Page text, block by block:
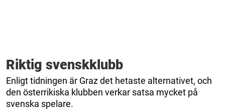
Riktig svenskklubb
Enligt tidningen är Graz det hetaste alternativet, och
den österrikiska klubben verkar satsa mycket på
svenska spelare.